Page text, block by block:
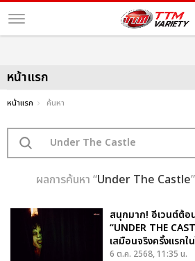
หน้าแรก
หน้าแรก ค้นหา
ผลการค้นหา “Under The Castle
สนุกมาก! อีเวนต์ต้อ
“UNDER THE
เสมือนจริงครั้งแรกใ
6 ต.ค. 2568, 11:35 น.